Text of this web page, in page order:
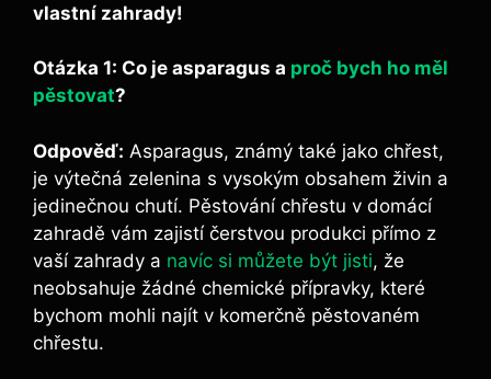
vlastní zahrady!
Otázka 1: Co je asparagus a proč bych ho měl
pěstovat?
Odpověď: Asparagus, známý také jako chřest,
je výtečná zelenina s vysokým obsahem živin a
jedinečnou chutí. Pěstování chřestu v domácí
zahradě vám zajistí čerstvou produkci přímo z
vaší zahrady a navíc si můžete být jisti, že
neobsahuje žádné chemické přípravky, které
bychom mohli najít v komerčně pěstovaném
chřestu.